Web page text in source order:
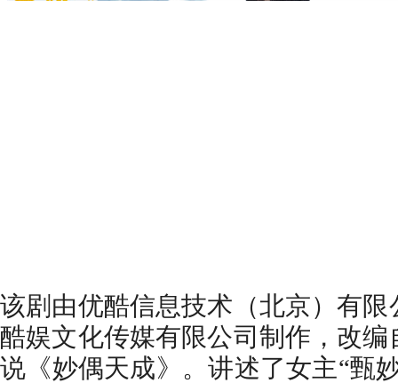
该剧由优酷信息技术（北京）有
酷娱文化传媒有限公司制作，改
说《妙偶天成》。讲述了女主“甄